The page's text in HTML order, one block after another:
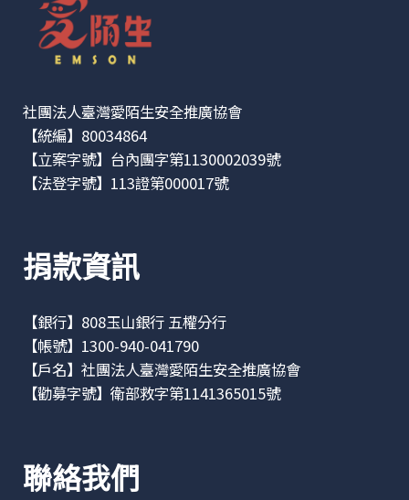
社團法人臺灣愛陌生安全推廣協會
【統編】80034864
【立案字號】台內團字第1130002039號
【法登字號】113證第000017號
捐款資訊
【銀行】808玉山銀行 五權分行
【帳號】1300-940-041790
【戶名】社團法人臺灣愛陌生安全推廣協會
【勸募字號】衛部救字第1141365015號
聯絡我們